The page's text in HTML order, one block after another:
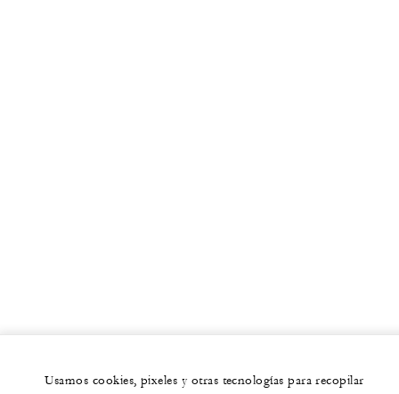
Usamos cookies, pixeles y otras tecnologías para recopilar